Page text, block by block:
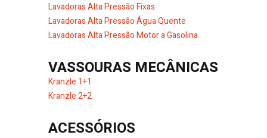
Lavadoras Alta Pressão Fixas
Lavadoras Alta Pressão Água Quente
Lavadoras Alta Pressão Motor a Gasolina
VASSOURAS MECÂNICAS
Kranzle 1+1
Kranzle 2+2
ACESSÓRIOS